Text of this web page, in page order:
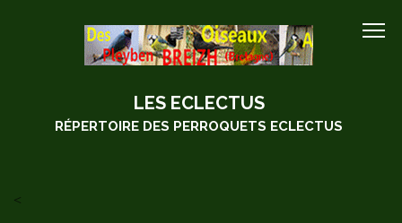
LES ECLECTUS
RÉPERTOIRE DES PERROQUETS ECLECTUS
<